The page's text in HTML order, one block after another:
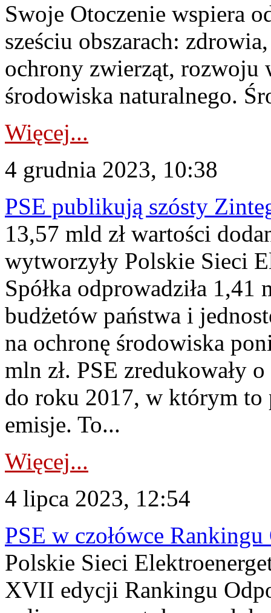
Swoje Otoczenie wspiera
sześciu obszarach:
ochrony zwierząt, rozwoju
środowiska naturalnego.
Więcej...
4 grudnia 2023, 10:38
PSE publikują szósty
13,57 mld zł wartości
wytworzyły Polskie Sieci
Spółka odprowadziła 1,41
budżetów państwa i
na ochronę środowiska
mln zł. PSE zredukowały
do roku 2017, w którym to
emisje. To...
Więcej...
4 lipca 2023, 12:54
PSE w czołówce
Polskie Sieci
XVII edycji Rankingu